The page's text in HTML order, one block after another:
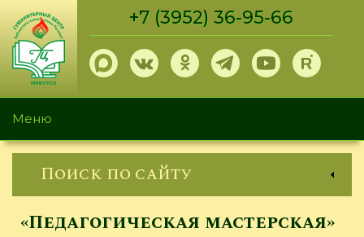
Перейти
основному
содержанию
+7 (3952) 36-95-66
Меню
Поиск по сайту
«Педагогическая мастерская»